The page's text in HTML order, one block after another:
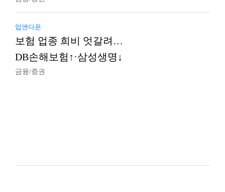
업앤다운
보험 업종 희비 엇갈려…
DB손해보험↑·삼성생명↓
금융/증권